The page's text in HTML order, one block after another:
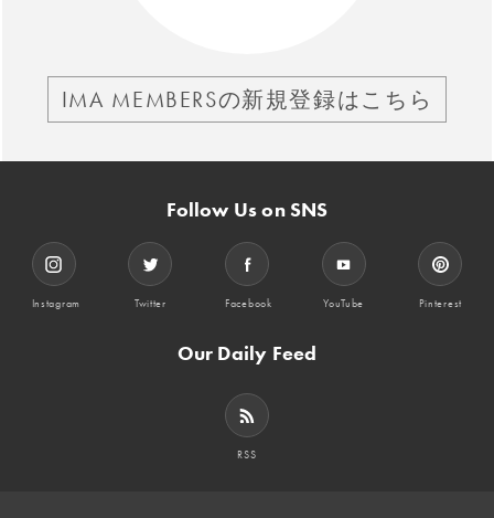
IMA MEMBERSの新規登録はこちら
Follow Us on SNS
Instagram Twitter Facebook YouTube Pinterest
Our Daily Feed
RSS